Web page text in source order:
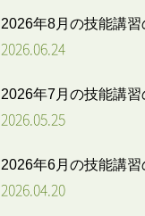
2026年8月の技能講
2026.06.24
2026年7月の技能講
2026.05.25
2026年6月の技能講
2026.04.20